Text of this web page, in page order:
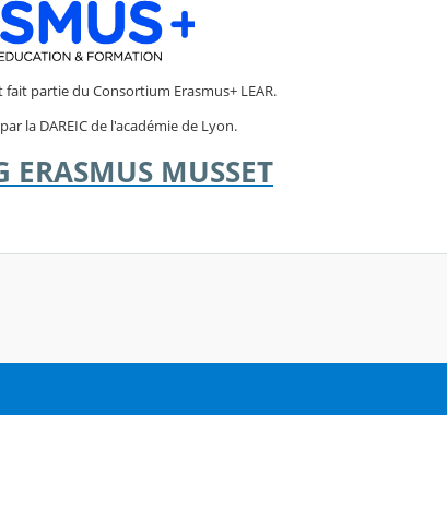
fait partie du Consortium Erasmus+ LEAR.
la DAREIC de l'académie de Lyon.
ERASMUS MUSSET